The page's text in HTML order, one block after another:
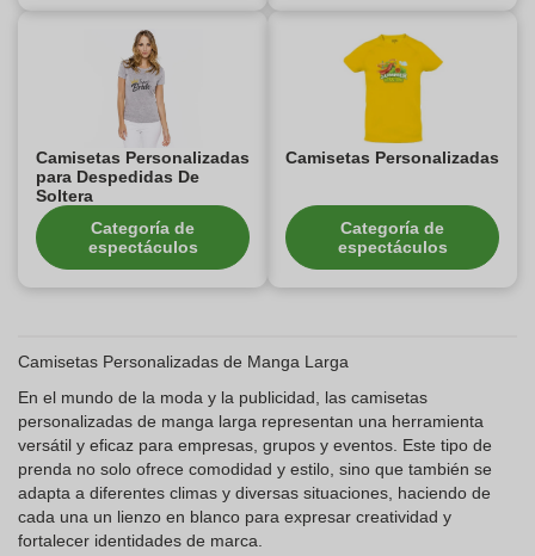
Camisetas Personalizadas
para Despedidas De
Soltera
Categoría de
espectáculos
Camisetas Personalizadas
Categoría de
espectáculos
Camisetas Personalizadas de Manga Larga
En el mundo de la moda y la publicidad, las camisetas
personalizadas de manga larga representan una herramienta
versátil y eficaz para empresas, grupos y eventos. Este tipo de
prenda no solo ofrece comodidad y estilo, sino que también se
adapta a diferentes climas y diversas situaciones, haciendo de
cada una un lienzo en blanco para expresar creatividad y
fortalecer identidades de marca.